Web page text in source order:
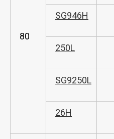
80
SG946H
250L
SG9250L
26H